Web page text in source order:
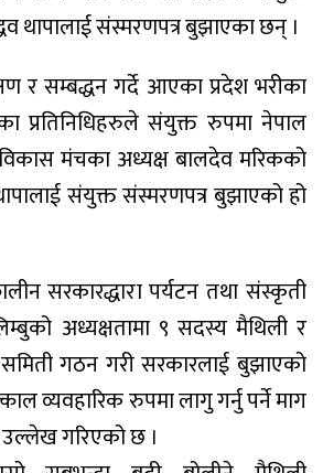
थापालाई संस्मरणपत्र बुझाएका छन् ।
र सम्बद्धन गर्दे आएका प्रदेश भरीका
प्रतिनिधिहरुले संयुक्त रुपमा नेपाल
मंचका अध्यक्ष बालदेव मरिकको
संयुक्त संस्मरणपत्र बुझाएको हो
सरकारद्धारा पर्यटन तथा संस्कृती
अध्यक्षतामा ९ सदस्य मैथिली र
समिती गठन गरी सरकारलाई बुझाएको
व्यवहारिक रुपमा लागु गर्नु पर्ने माग
गरिएको छ ।